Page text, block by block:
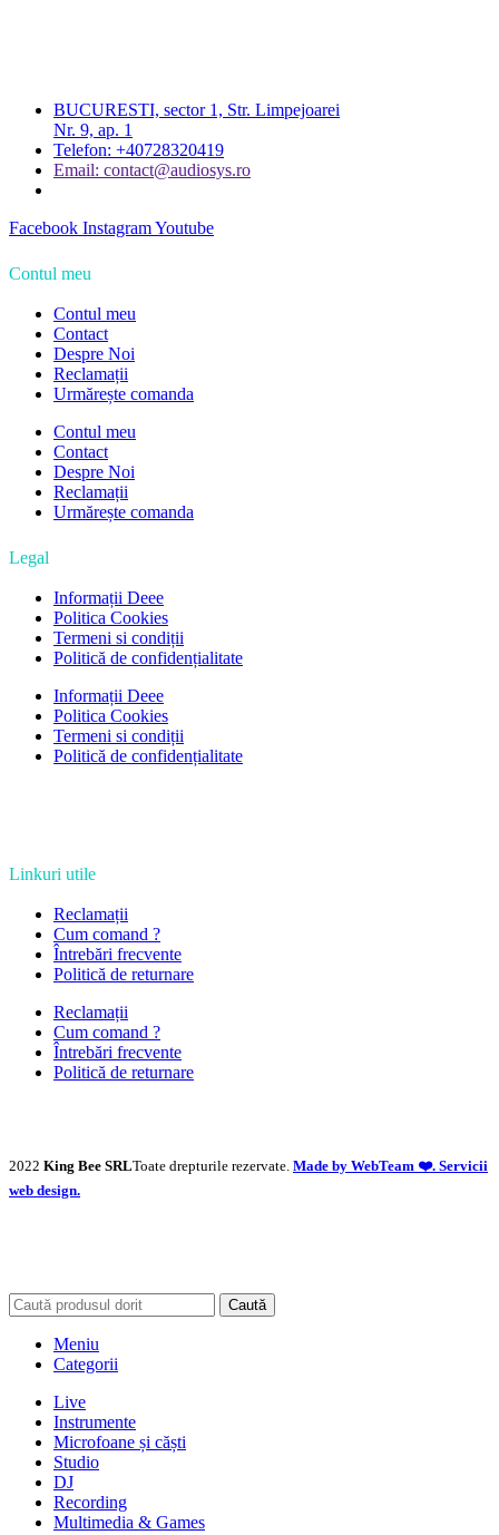
BUCURESTI, sector 1, Str. Limpejoarei
Nr. 9, ap. 1
Telefon: +40728320419
Email: contact@audiosys.ro
Facebook InstagramYoutube
Contul meu
Contul meu
Contact
Despre Noi
Reclamații
Urmărește comanda
Contul meu
Contact
Despre Noi
Reclamații
Urmărește comanda
Legal
Informații Deee
Politica Cookies
Termeni si condiții
Politică de confidențialitate
Informații Deee
Politica Cookies
Termeni si condiții
Politică de confidențialitate
Linkuri utile
Reclamații
Cum comand ?
Întrebări frecvente
Politică de returnare
Reclamații
Cum comand ?
Întrebări frecvente
Politică de returnare
2022 King Bee SRLToate drepturile rezervate. Made by WebTeam ❤️. Servicii
web design.
Caută
Meniu
Categorii
Live
Instrumente
Microfoane și căști
Studio
DJ
Recording
Multimedia & Games